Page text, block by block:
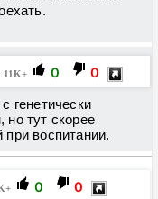
11K+ 0 0
генетически
тут скорее
воспитании.
0 0